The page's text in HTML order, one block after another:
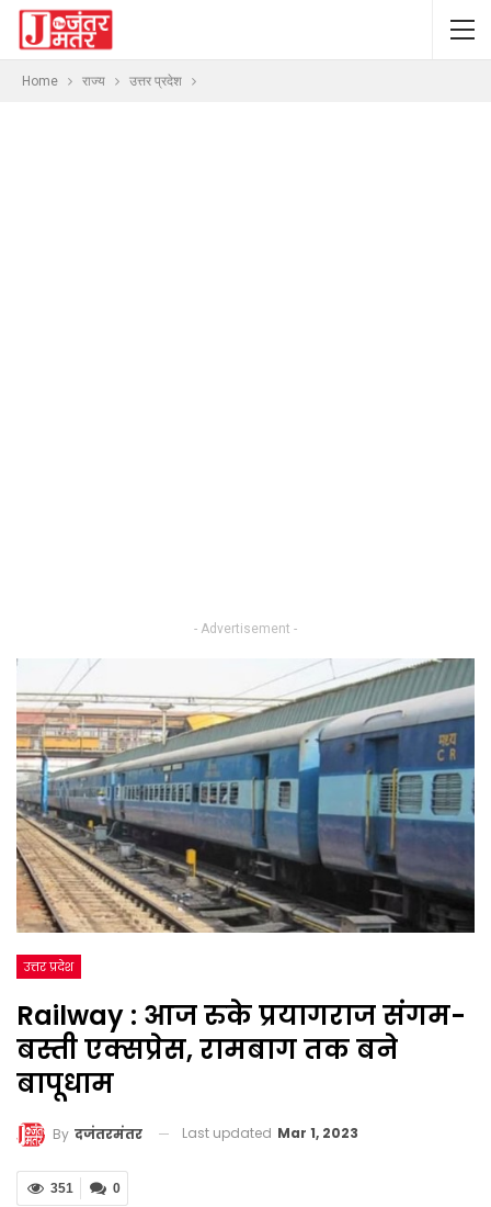
Home राज्य उत्तर प्रदेश
- Advertisement -
उत्तर प्रदेश
Railway : आज रुके प्रयागराज संगम-
बस्ती एक्सप्रेस, रामबाग तक बने
बापूधाम
By दजंतरमंतर Last updated Mar 1, 2023
0
351